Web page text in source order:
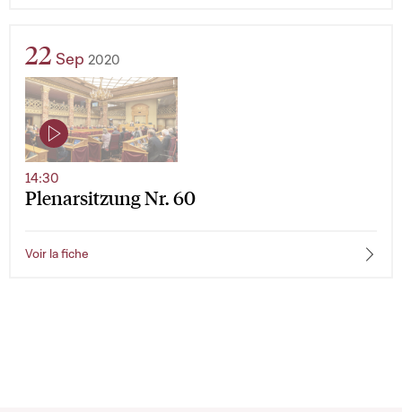
22 Sep 2020
Plenarsitzung Nr. 60
14:30
Voir la fiche